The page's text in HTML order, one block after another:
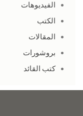
الفيديوهات
الكتب
المقالات
بروشورات
كتب القائد